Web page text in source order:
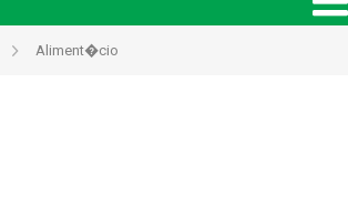
Aliment�cio